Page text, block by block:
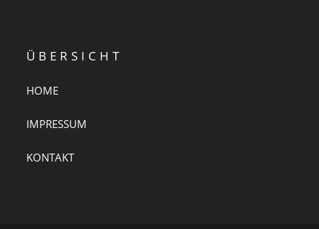
ÜBERSICHT
HOME
IMPRESSUM
KONTAKT